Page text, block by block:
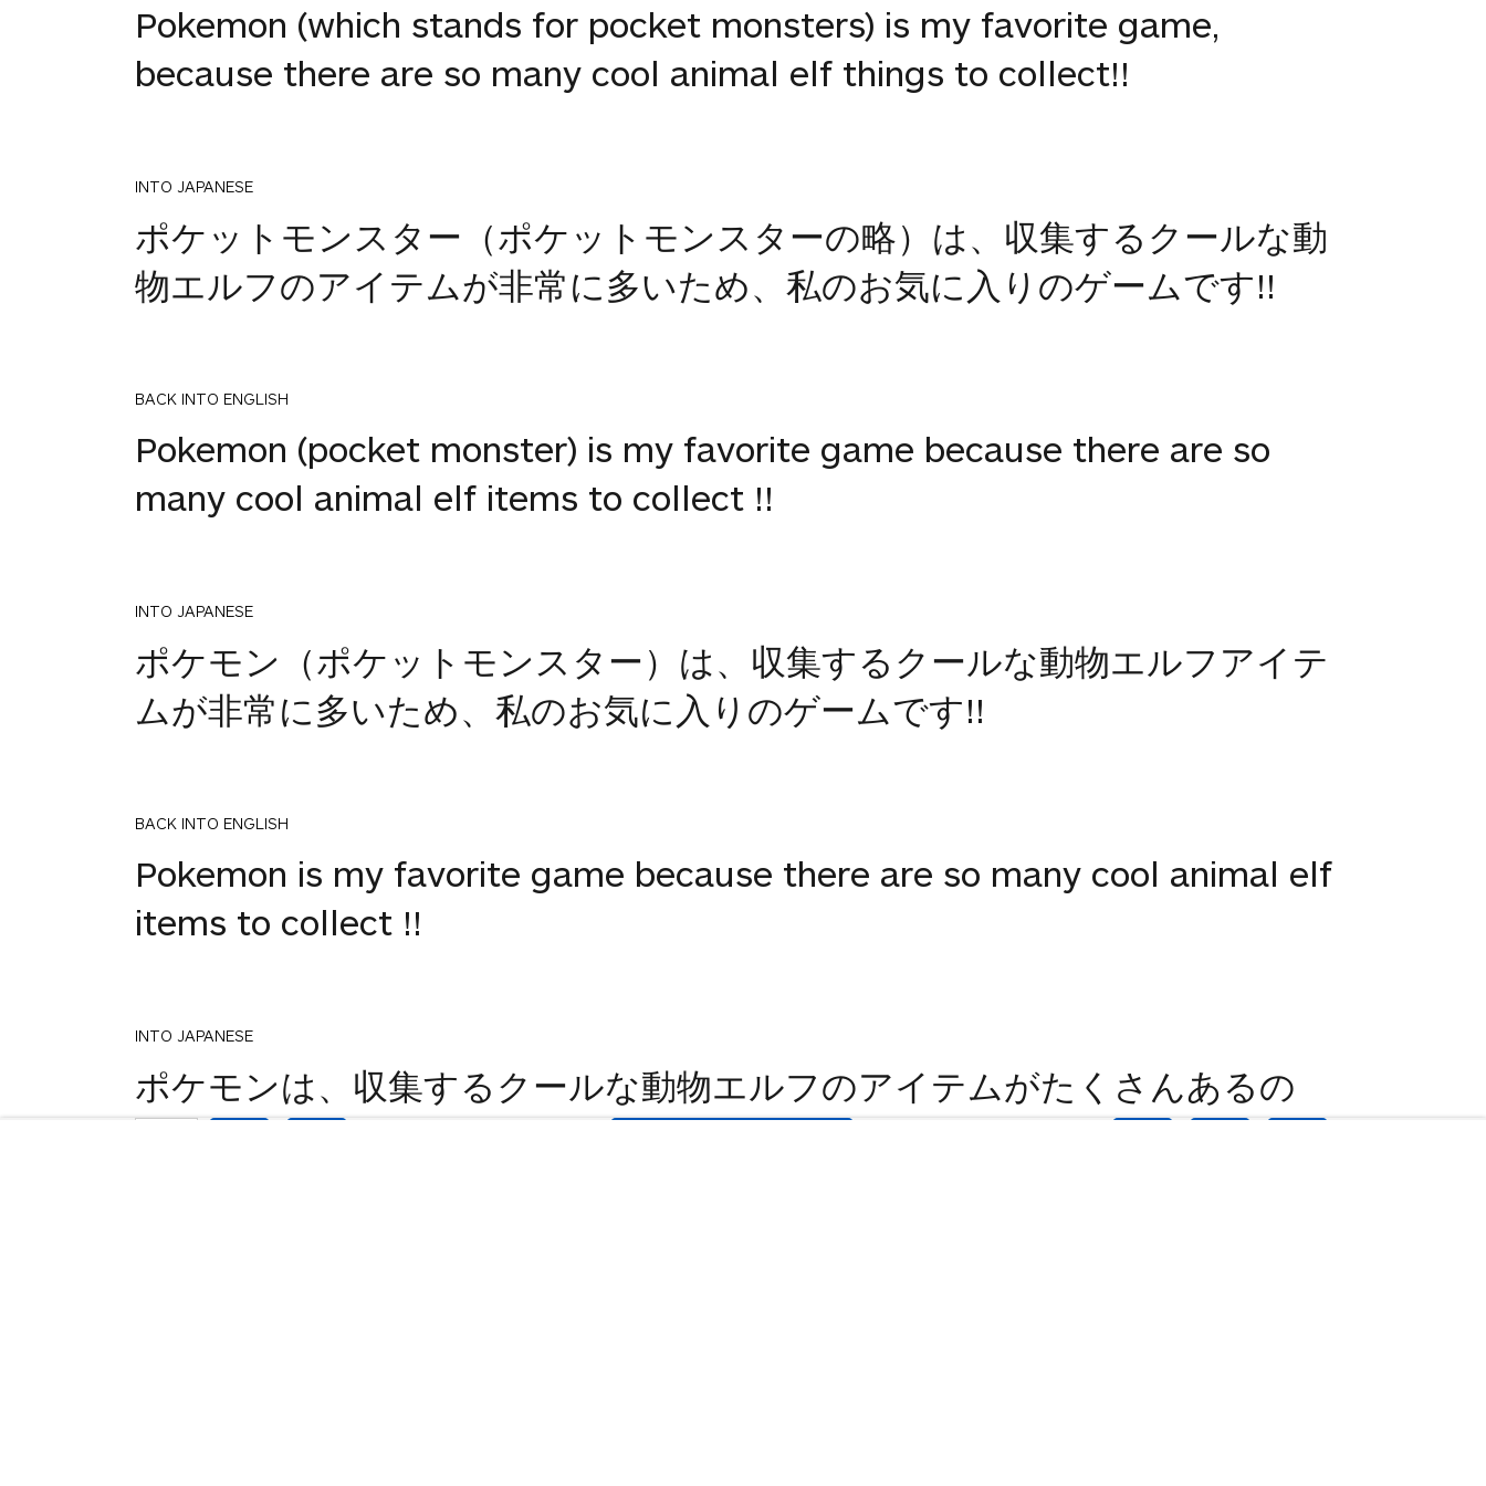
Pokemon (which stands for pocket monsters) is my favorite game,
because there are so many cool animal elf things to collect!!
INTO JAPANESE
ポケットモンスター（ポケットモンスターの略）は、収集するクールな動
物エルフのアイテムが非常に多いため、私のお気に入りのゲームです!!
BACK INTO ENGLISH
Pokemon (pocket monster) is my favorite game because there are so
many cool animal elf items to collect !!
INTO JAPANESE
ポケモン（ポケットモンスター）は、収集するクールな動物エルフアイテ
ムが非常に多いため、私のお気に入りのゲームです!!
BACK INTO ENGLISH
Pokemon is my favorite game because there are so many cool animal elf
items to collect !!
INTO JAPANESE
ポケモンは、収集するクールな動物エルフのアイテムがたくさんあるの
で、私のお気に入りのゲームです!!
votes